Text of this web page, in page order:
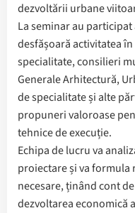
dezvoltării urbane
La seminar au
desfășoară activitatea
specialitate, consilieri
Generale Arhitectură,
de specialitate și alte
propuneri valoroase
tehnice de execuție.
Echipa de lucru va
proiectare și va
necesare, ținând cont
dezvoltarea economică